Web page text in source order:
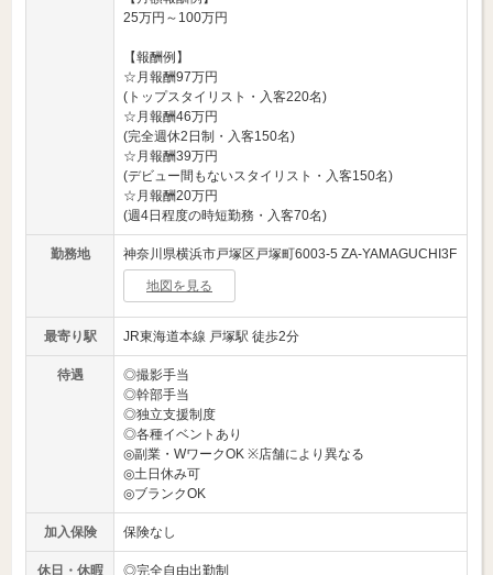
25万円～100万円
【報酬例】
☆月報酬97万円
(トップスタイリスト・入客220名)
☆月報酬46万円
(完全週休2日制・入客150名)
☆月報酬39万円
(デビュー間もないスタイリスト・入客150名)
☆月報酬20万円
(週4日程度の時短勤務・入客70名)
勤務地 神奈川県横浜市戸塚区戸塚町6003-5 ZA-YAMAGUCHI3F
地図を見る
最寄り駅 JR東海道本線 戸塚駅 徒歩2分
待遇
◎撮影手当
◎幹部手当
◎独立支援制度
◎各種イベントあり
◎副業・WワークOK ※店舗により異なる
◎土日休み可
◎ブランクOK
加入保険 保険なし
休日・休暇 ◎完全自由出勤制